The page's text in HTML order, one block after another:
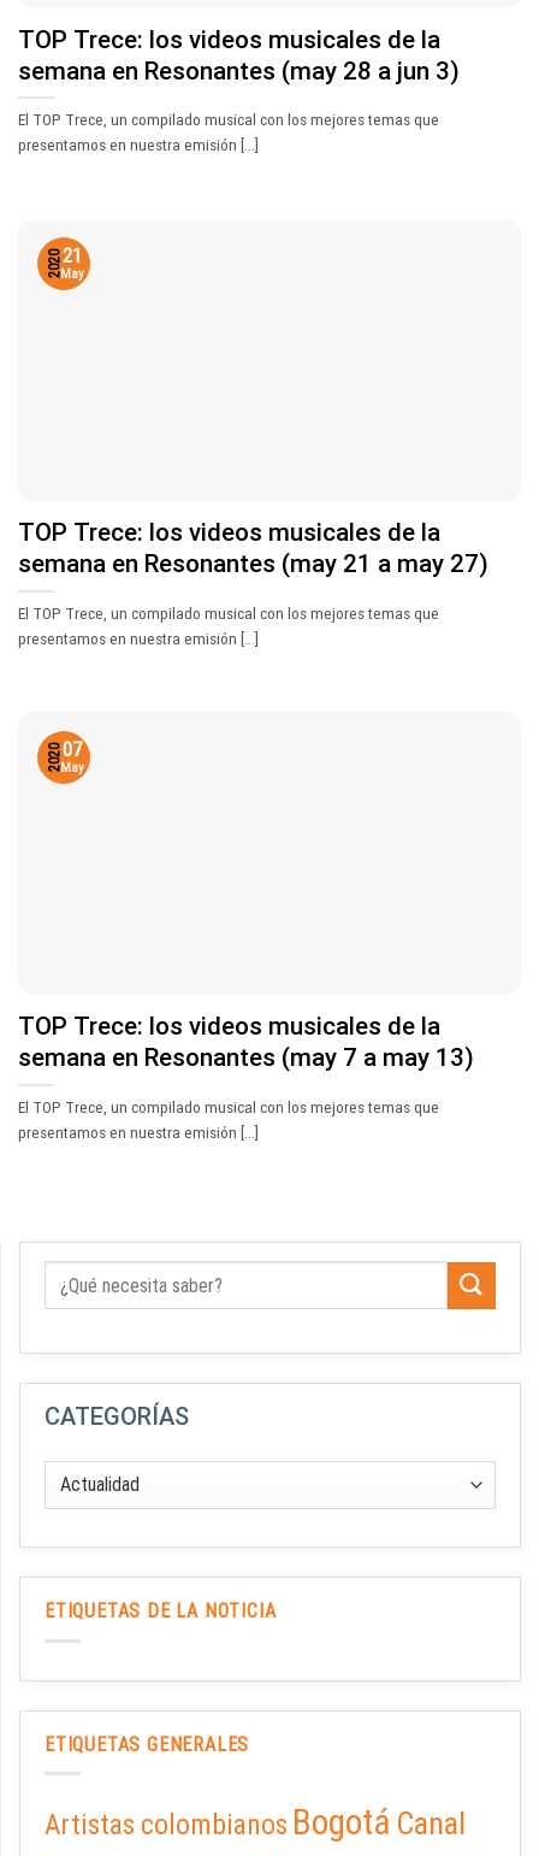
TOP Trece: los videos musicales de la
semana en Resonantes (may 28 a jun 3)
El TOP Trece, un compilado musical con los mejores temas que
presentamos en nuestra emisión [...]
TOP Trece: los videos musicales de la
semana en Resonantes (may 21 a may 27)
El TOP Trece, un compilado musical con los mejores temas que
presentamos en nuestra emisión [...]
21
May
2020
TOP Trece: los videos musicales de la
semana en Resonantes (may 7 a may 13)
El TOP Trece, un compilado musical con los mejores temas que
presentamos en nuestra emisión [...]
07
May
2020
CATEGORÍAS
ETIQUETAS DE LA NOTICIA
ETIQUETAS GENERALES
Artistas colombianos Bogotá Canal